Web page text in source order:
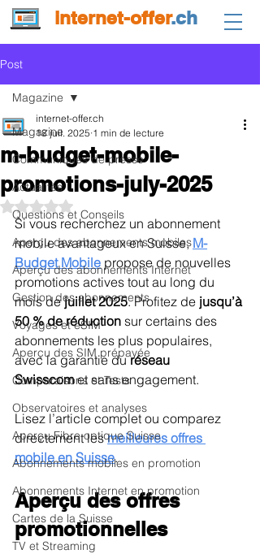
internet-offer.ch
Post
Magazine
Communiqués de presse
Actualités
Questions et Conseils
Aperçu des abonnements mobiles
Aperçu des abonnements Internet
Gestion des abonnements
Voyages et eSIM
Aperçu des SIM prépayée
Comparaisons et Tests
Observatoires et analyses
Aperçu Fibre optique Suisse
Abonnements mobiles en promotion
Abonnements Internet en promotion
Cartes de la Suisse
TV et Streaming
Magazine
m-budget-mobile-
promotions-july-2025
internet-offer.ch
18 juil. 2025 1 min de lecture
Noté NaN étoiles sur 5.
Si vous recherchez un abonnement
mobile avantageux en Suisse, M-
Budget Mobile propose de nouvelles
promotions actives tout au long du
mois de juillet 2025. Profitez de jusqu’à
50 % de réduction sur certains des
abonnements les plus populaires,
avec la garantie du réseau
Swisscom et sans engagement.
Lisez l’article complet ou comparez
directement les meilleures offres
mobile en Suisse.
Aperçu des offres
promotionnelles